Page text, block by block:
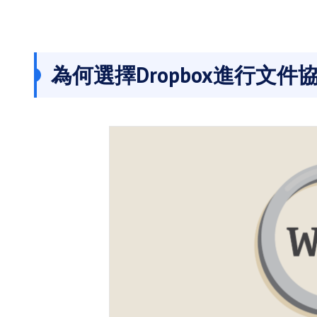
為何選擇Dropbox進行文件